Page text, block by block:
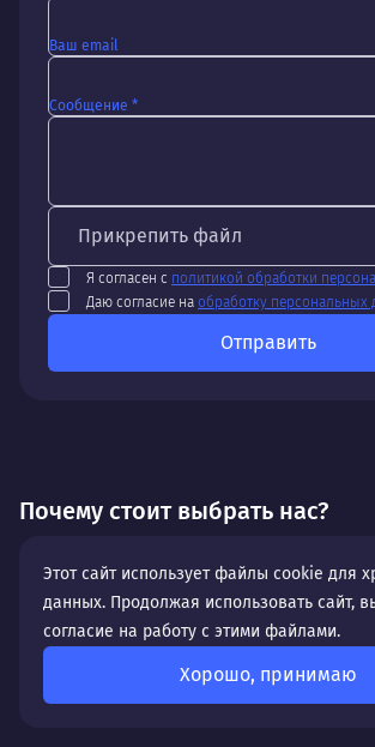
Ваш email
Сообщение *
Прикрепить файл
Я согласен с политикой обработки
Даю согласие на обработку персональных
Отправить
Почему стоит выбрать нас?
✨ 24 года на рынке digital-решений
⛳ 20+ специалистов в команде
✅ 900+ реализованных проектов
⚙️ 40+ проектов в работе
⚒️ 7 лет — средний срок
Этот сайт использует файлы cookie для
данных. Продолжая использовать сайт,
согласие на работу с этими файлами.
Хорошо, принимаю